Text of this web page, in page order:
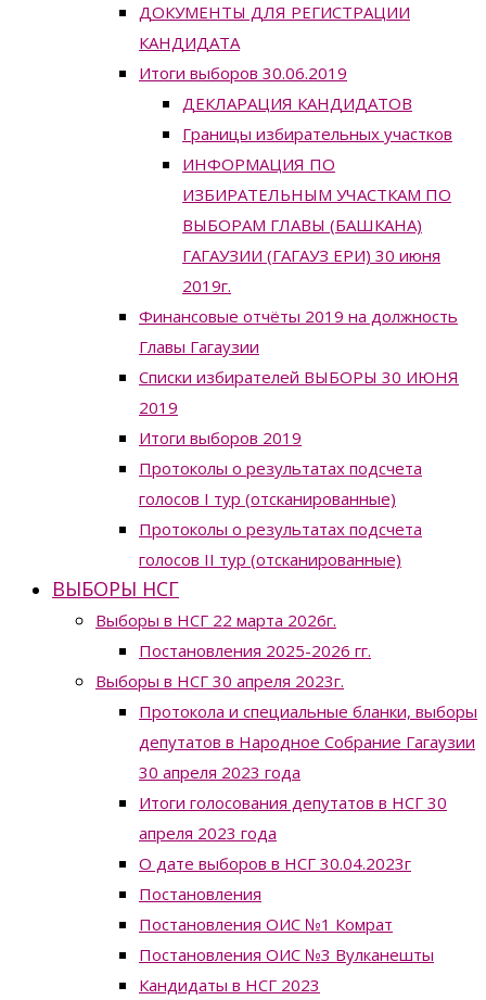
ДОКУМЕНТЫ ДЛЯ РЕГИСТРАЦИИ
КАНДИДАТА
Итоги выборов 30.06.2019
ДЕКЛАРАЦИЯ КАНДИДАТОВ
Границы избирательных участков
ИНФОРМАЦИЯ ПО
ИЗБИРАТЕЛЬНЫМ УЧАСТКАМ ПО
ВЫБОРАМ ГЛАВЫ (БАШКАНА)
ГАГАУЗИИ (ГАГАУЗ ЕРИ) 30 июня
2019г.
Финансовые отчёты 2019 на должность
Главы Гагаузии
Списки избирателей ВЫБОРЫ 30 ИЮНЯ
2019
Итоги выборов 2019
Протоколы о результатах подсчета
голосов I тур (отсканированные)
Протоколы о результатах подсчета
голосов II тур (отсканированные)
ВЫБОРЫ НСГ
Выборы в НСГ 22 марта 2026г.
Постановления 2025-2026 гг.
Выборы в НСГ 30 апреля 2023г.
Протокола и специальные бланки, выборы
депутатов в Народное Собрание Гагаузии
30 апреля 2023 года
Итоги голосования депутатов в НСГ 30
апреля 2023 года
О дате выборов в НСГ 30.04.2023г
Постановления
Постановления ОИС №1 Комрат
Постановления ОИС №3 Вулканешты
Кандидаты в НСГ 2023